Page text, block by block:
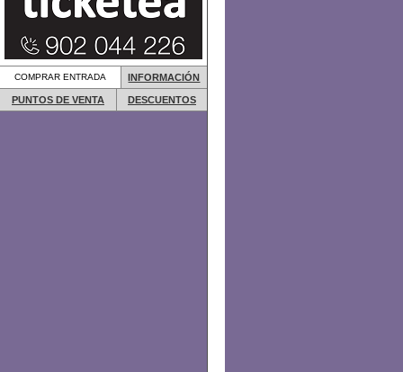
COMPRAR ENTRADA INFORMACIÓN
PUNTOS DE VENTA DESCUENTOS